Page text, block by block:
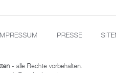
IMPRESSUM PRESSE
- alle Rechte vorbehalten.